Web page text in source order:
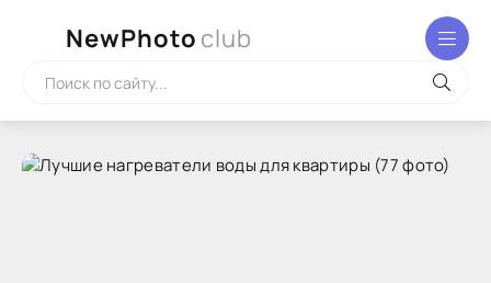
NewPhoto club